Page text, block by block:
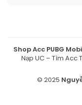
Shop Acc PUBG
Nạp UC – Tìm Acc
© 2025